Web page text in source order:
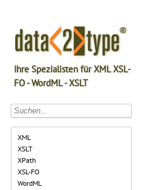
Ihre Spezialisten für XML XSL-
FO - WordML - XSLT
XML
XSLT
XPath
XSL-FO
WordML